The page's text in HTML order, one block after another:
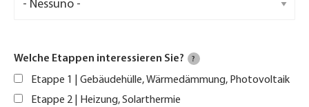
Welche Etappen interessieren Sie? ?
Etappe 1 | Gebäudehülle, Wärmedämmung, Photovoltaik
Etappe 2 | Heizung, Solarthermie